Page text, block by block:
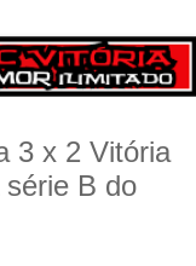
3 x 2 Vitória
série B do